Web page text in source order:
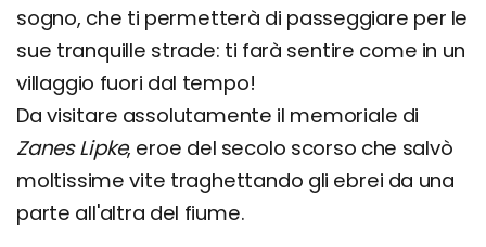
sogno, che ti permetterà di passeggiare per le
sue tranquille strade: ti farà sentire come in un
villaggio fuori dal tempo!
Da visitare assolutamente il memoriale di
Zanes Lipke, eroe del secolo scorso che salvò
moltissime vite traghettando gli ebrei da una
parte all'altra del fiume.